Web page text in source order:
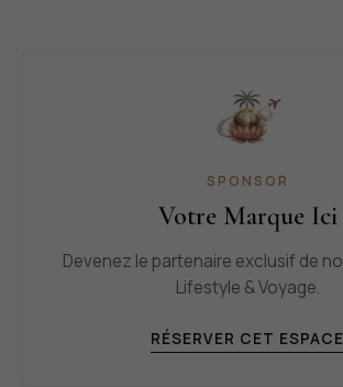
SPONSOR
Votre Marque Ici
Devenez le partenaire exclusif de
Lifestyle & Voyage.
RÉSERVER CET ESPACE